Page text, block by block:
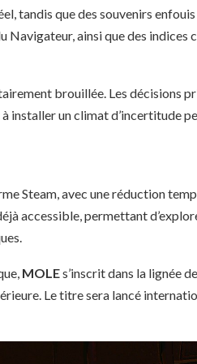
tandis que des souvenirs
Navigateur, ainsi que des indices
brouillée. Les décisions
installer un climat d’incertitude
Steam, avec une réduction
accessible, permettant
MOLEs’inscrit dans la lignée
Le titre sera lancé